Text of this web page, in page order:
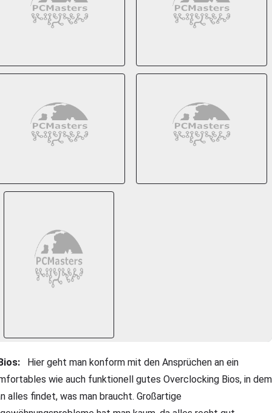
Hier geht man konform mit den Ansprüchen an ein
wie auch funktionell gutes Overclocking Bios, in dem
alles findet, was man braucht. Großartige